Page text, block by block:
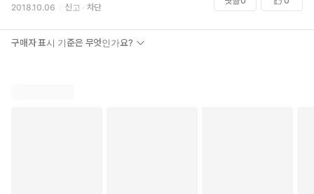
2018.10.06 신고 차단
구매자 표시 기준은 무엇인가요?